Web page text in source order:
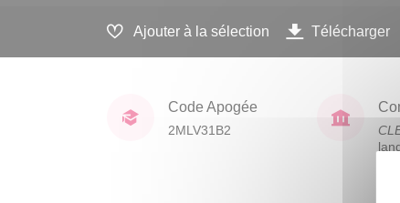
Ajouter à la sélection Télécharger
Code Apogée
2MLV31B2